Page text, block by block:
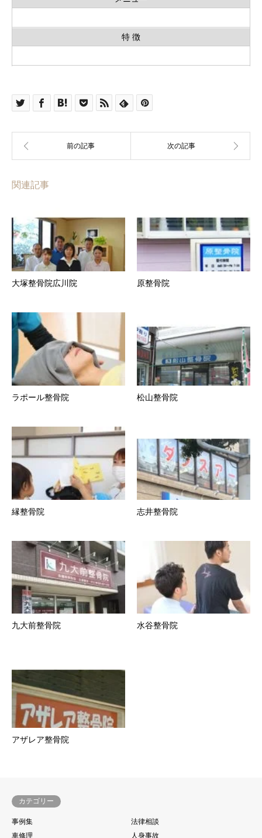
特 徴
関連記事
大塚整骨院広川院 原整骨院
ラポール整骨院 松山整骨院
縁整骨院 志井整骨院
九大前整骨院 水谷整骨院
アザレア整骨院
カテゴリー
事例集
法律相談
車修理
人身事故